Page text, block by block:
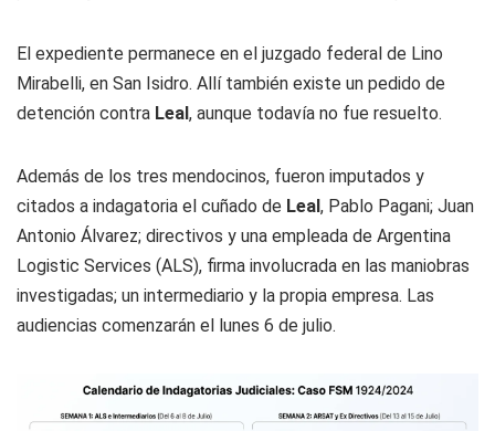
El expediente permanece en el juzgado federal de Lino
Mirabelli, en San Isidro. Allí también existe un pedido de
detención contra Leal, aunque todavía no fue resuelto.
Además de los tres mendocinos, fueron imputados y
citados a indagatoria el cuñado de Leal, Pablo Pagani; Juan
Antonio Álvarez; directivos y una empleada de Argentina
Logistic Services (ALS), firma involucrada en las maniobras
investigadas; un intermediario y la propia empresa. Las
audiencias comenzarán el lunes 6 de julio.